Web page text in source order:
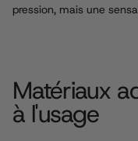
pression, mais une
Matériaux
à l'usage